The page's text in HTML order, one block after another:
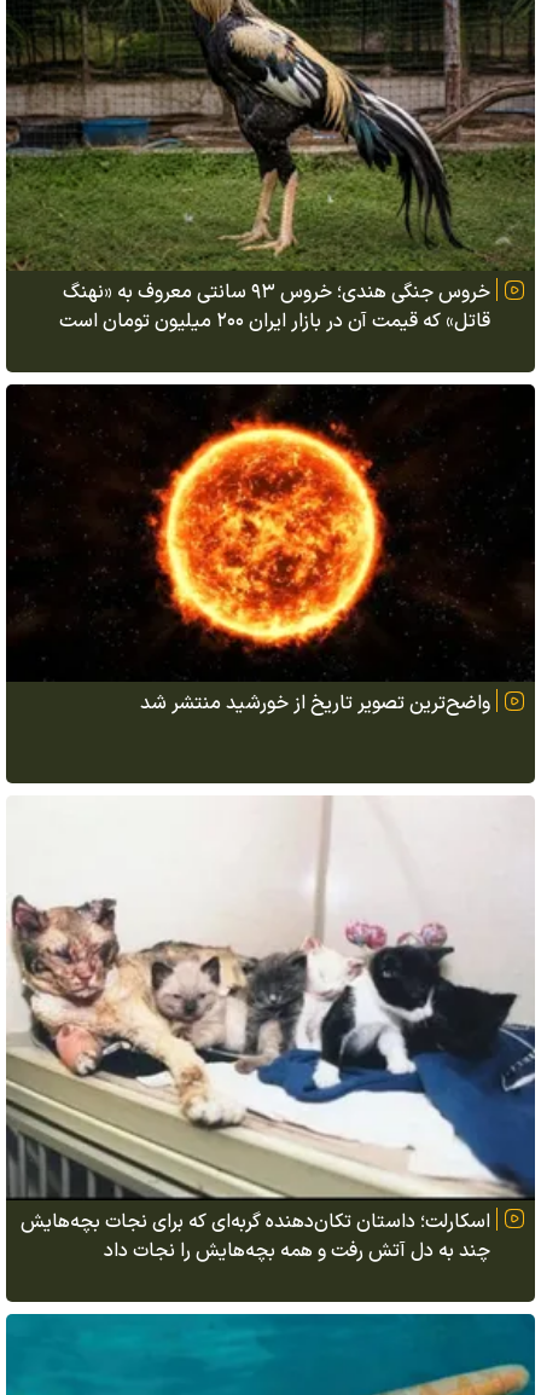
خروس جنگی هندی؛ خروس ۹۳ سانتی معروف به «نهنگ
قاتل» که قیمت آن در بازار ایران ۲۰۰ میلیون تومان است
واضح‌ترین تصویر تاریخ از خورشید منتشر شد
اسکارلت؛ داستان تکان‌دهنده گربه‌ای که برای نجات بچه‌هایش
چند به دل آتش رفت و همه بچه‌هایش را نجات داد